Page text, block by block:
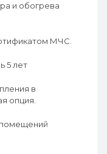
и обогрева
МЧС.
5 лет
в
опция.
помещений